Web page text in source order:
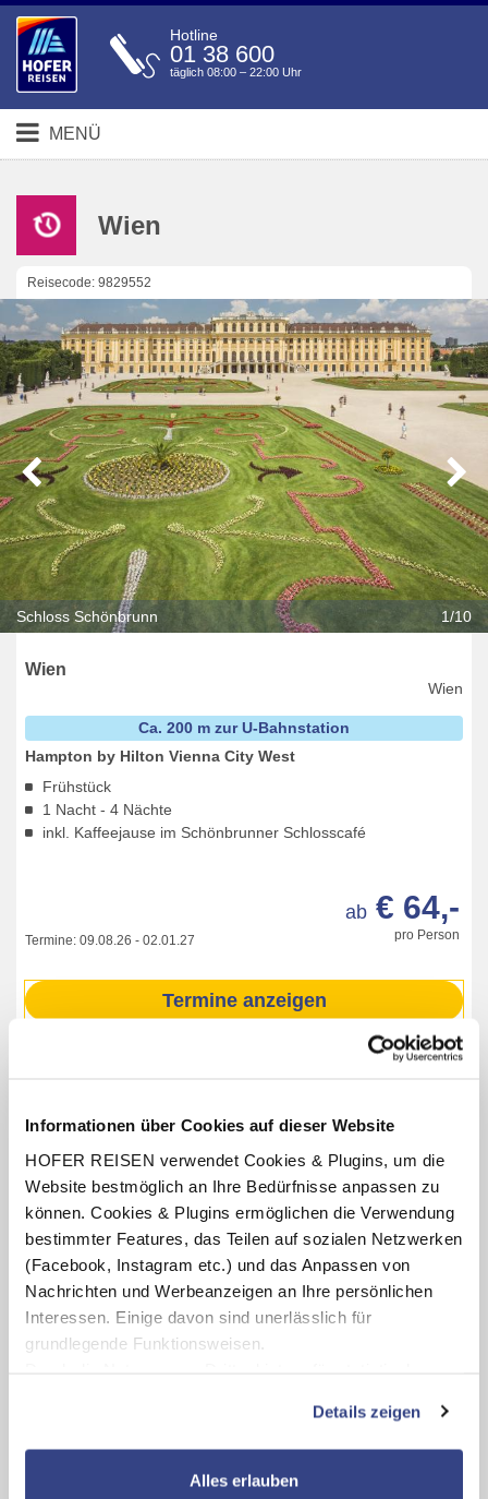
Informationen über Cookies auf dieser Website
HOFER REISEN verwendet Cookies & Plugins, um die
Website bestmöglich an Ihre Bedürfnisse anpassen zu
können. Cookies & Plugins ermöglichen die Verwendung
bestimmter Features, das Teilen auf sozialen Netzwerken
(Facebook, Instagram etc.) und das Anpassen von
Nachrichten und Werbeanzeigen an Ihre persönlichen
Interessen. Einige davon sind unerlässlich für
grundlegende Funktionsweisen.
zusätzliche Dienste bzw. Technologien von Drittanbietern
nutzen und uns sowie Dritten weitere Personalisierungen
ermöglichen, dabei kommt es auch zu Übermittlungen
Details zeigen
Alles erlauben
Hotline
01 38 600
täglich 08:00 – 22:00 Uhr
MENÜ
Wien
Reisecode: 9829552
Schloss Schönbrunn 1/10
Wien
Wien
Ca. 200 m zur U-Bahnstation
Hampton by Hilton Vienna City West
Frühstück
1 Nacht - 4 Nächte
inkl. Kaffeejause im Schönbrunner Schlosscafé
Termine: 09.08.26 - 02.01.27 pro Person
ab € 64,-
Termine anzeigen
West
Verpflegung: Frühstücksbuffet
(Öffnungszeiten lt. Aushang vor Ort oder online)
(ausgenommen XXL Getränke) und 1 Stück Sachertorte
mit Schlagsahne im Schönbrunner Schlosscafé
(Öffnungszeiten lt. Aushang vor Ort oder online)
Karte ansehen